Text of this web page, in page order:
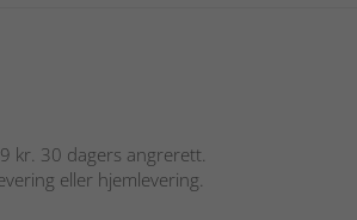
kr. 30 dagers angrerett.
eller hjemlevering.